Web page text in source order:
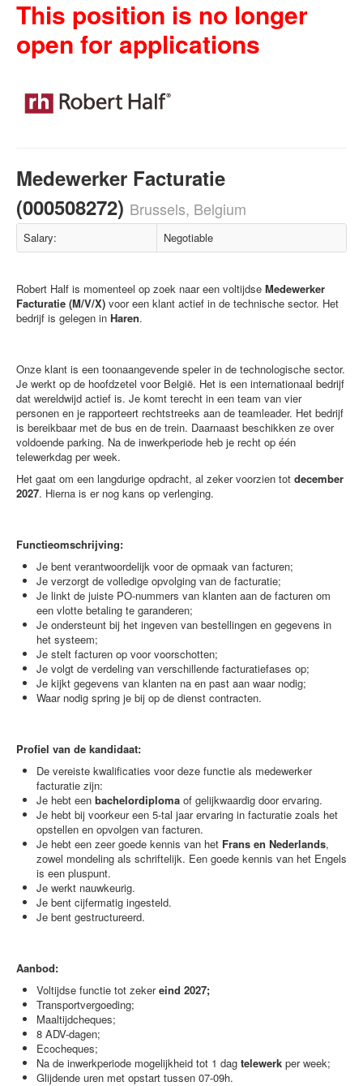
This position is no longer
open for applications
Medewerker Facturatie
(000508272) Brussels, Belgium
Salary: Negotiable
Robert Half is momenteel op zoek naar een voltijdse Medewerker
Facturatie (M/V/X) voor een klant actief in de technische sector. Het
bedrijf is gelegen in Haren.
Onze klant is een toonaangevende speler in de technologische sector.
Je werkt op de hoofdzetel voor België. Het is een internationaal bedrijf
dat wereldwijd actief is. Je komt terecht in een team van vier
personen en je rapporteert rechtstreeks aan de teamleader. Het bedrijf
is bereikbaar met de bus en de trein. Daarnaast beschikken ze over
voldoende parking. Na de inwerkperiode heb je recht op één
telewerkdag per week.
Het gaat om een langdurige opdracht, al zeker voorzien tot december
2027. Hierna is er nog kans op verlenging.
Functieomschrijving:
Je bent verantwoordelijk voor de opmaak van facturen;
Je verzorgt de volledige opvolging van de facturatie;
Je linkt de juiste PO-nummers van klanten aan de facturen om
een vlotte betaling te garanderen;
Je ondersteunt bij het ingeven van bestellingen en gegevens in
het systeem;
Je stelt facturen op voor voorschotten;
Je volgt de verdeling van verschillende facturatiefases op;
Je kijkt gegevens van klanten na en past aan waar nodig;
Waar nodig spring je bij op de dienst contracten.
Profiel van de kandidaat:
De vereiste kwalificaties voor deze functie als medewerker
facturatie zijn:
Je hebt een bachelordiploma of gelijkwaardig door ervaring.
Je hebt bij voorkeur een 5-tal jaar ervaring in facturatie zoals het
opstellen en opvolgen van facturen.
Je hebt een zeer goede kennis van het Frans en Nederlands,
zowel mondeling als schriftelijk. Een goede kennis van het Engels
is een pluspunt.
Je werkt nauwkeurig.
Je bent cijfermatig ingesteld.
Je bent gestructureerd.
Aanbod:
Voltijdse functie tot zekereind 2027;
Transportvergoeding;
Maaltijdcheques;
8 ADV-dagen;
Ecocheques;
Na de inwerkperiode mogelijkheid tot 1 dag telewerk per week;
Glijdende uren met opstart tussen 07-09h.